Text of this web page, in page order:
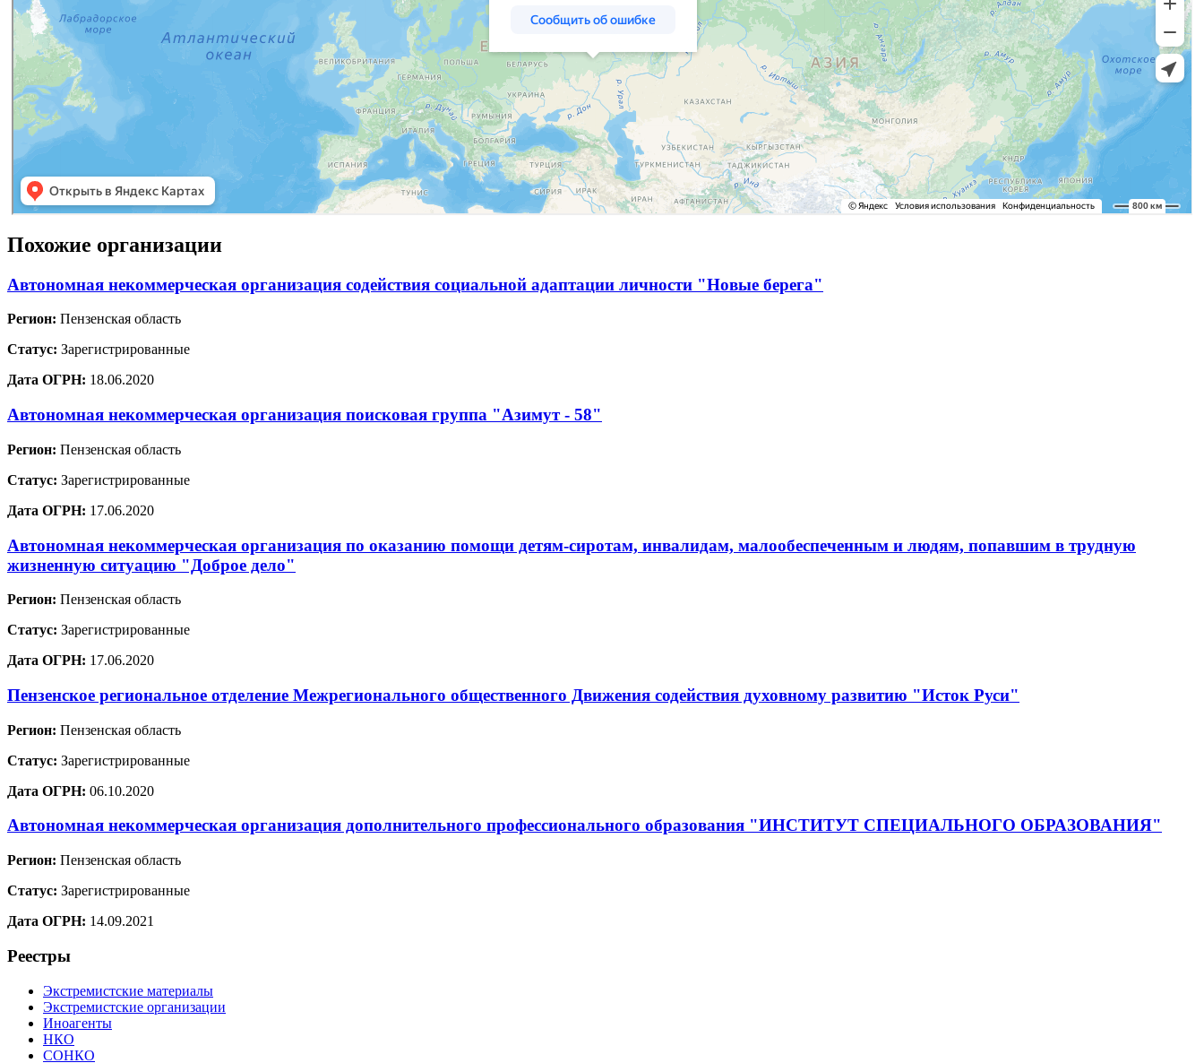
Похожие организации
Автономная некоммерческая организация содействия социальной адаптации личности "Новые берега"
Регион: Пензенская область
Статус: Зарегистрированные
Дата ОГРН: 18.06.2020
Автономная некоммерческая организация поисковая группа "Азимут - 58"
Регион: Пензенская область
Статус: Зарегистрированные
Дата ОГРН: 17.06.2020
Автономная некоммерческая организация по оказанию помощи детям-сиротам, инвалидам, малообеспеченным и людям, попавшим в трудную
жизненную ситуацию "Доброе дело"
Регион: Пензенская область
Статус: Зарегистрированные
Дата ОГРН: 17.06.2020
Пензенское региональное отделение Межрегионального общественного Движения содействия духовному развитию "Исток Руси"
Регион: Пензенская область
Статус: Зарегистрированные
Дата ОГРН: 06.10.2020
Автономная некоммерческая организация дополнительного профессионального образования "ИНСТИТУТ СПЕЦИАЛЬНОГО ОБРАЗОВАНИЯ"
Регион: Пензенская область
Статус: Зарегистрированные
Дата ОГРН: 14.09.2021
Реестры
Экстремистские материалы
Экстремистские организации
Иноагенты
НКО
СОНКО